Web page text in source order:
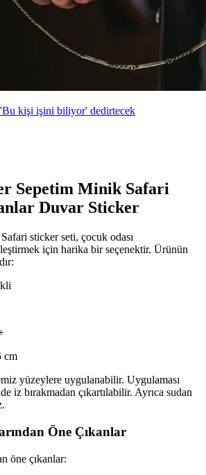
kişi işini biliyor' dedirtecek
Sepetim Minik Safari
Duvar Sticker
sticker seti, çocuk odası
için harika bir seçenektir. Ürünün
cm
yüzeylere uygulanabilir. Uygulaması
iz bırakmadan çıkartılabilir. Ayrıca sudan
Öne Çıkanlar
öne çıkanlar: